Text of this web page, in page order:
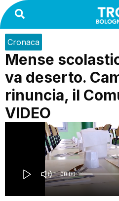
Cronaca
Mense
va deserto.
rinuncia, il
VIDEO